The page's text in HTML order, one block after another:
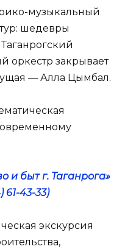
музыкальный
шедевры
закрывает
— Алла Цымбал.
и быт г. Таганрога»
61-43-33)
экскурсия